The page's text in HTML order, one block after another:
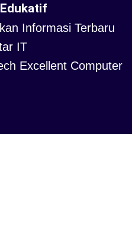
Informasi Terbaru
IT
Excellent Computer